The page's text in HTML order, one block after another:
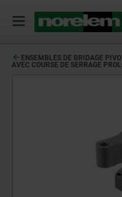
ENSEMBLES DE BRIDAGE
AVEC COURSE DE SERRAGE